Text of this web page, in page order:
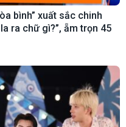
bình” xuất sắc chinh
ra chữ gì?”, ẵm trọn 45